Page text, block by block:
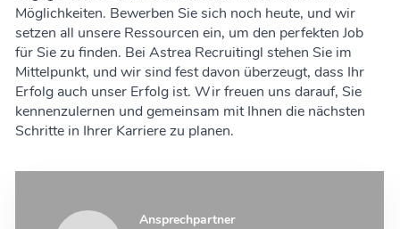
Ansprechpartner
Möglichkeiten. Bewerben Sie sich noch heute, und wir
setzen all unsere Ressourcen ein, um den perfekten Job
für Sie zu finden. Bei Astrea Recruitingl stehen Sie im
Mittelpunkt, und wir sind fest davon überzeugt, dass Ihr
Erfolg auch unser Erfolg ist. Wir freuen uns darauf, Sie
kennenzulernen und gemeinsam mit Ihnen die nächsten
Schritte in Ihrer Karriere zu planen.